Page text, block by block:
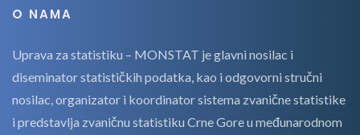
O NAMA
Uprava za statistiku – MONSTAT je glavni nosilac i
diseminator statističkih podatka, kao i odgovorni stručni
nosilac, organizator i koordinator sistema zvanične statistike
i predstavlja zvaničnu statistiku Crne Gore u međunarodnom